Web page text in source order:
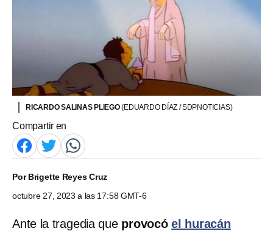
RICARDO SALINAS PLIEGO(EDUARDO DÍAZ / SDPNOTICIAS)
Compartir en
PorBrigette Reyes Cruz
octubre 27, 2023 a las 17:58 GMT-6
Ante la tragedia que provocóel huracán